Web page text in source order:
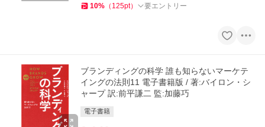
10% （ 125pt） 要エントリー
ブランディングの科学 誰も知らないマーケテ
イングの法則11 電子書籍版 / 著:バイロン・シ
ャープ 訳:前平謙二 監:加藤巧
電子書籍